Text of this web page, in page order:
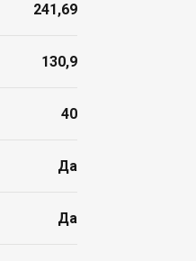
241,69
130,9
40
Да
Да